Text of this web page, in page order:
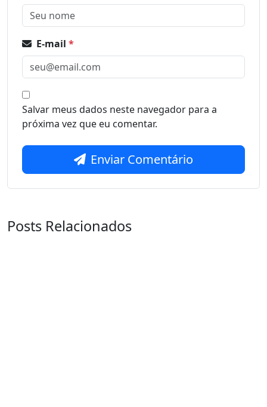
E-mail *
Salvar meus dados neste navegador para a
próxima vez que eu comentar.
Enviar Comentário
Posts Relacionados